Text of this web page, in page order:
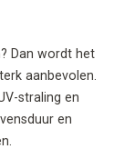
Dan wordt het
aanbevolen.
straling en
en